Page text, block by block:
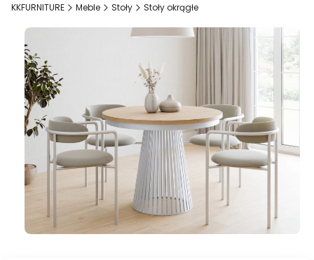
KKFURNITURE Meble Stoły Stoły okrągłe